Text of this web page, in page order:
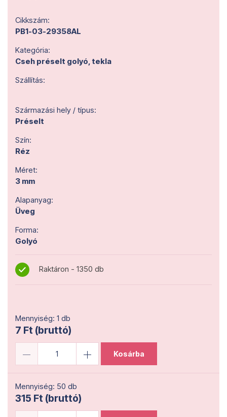
Cikkszám:
PB1-03-29358AL
Kategória:
Cseh préselt golyó, tekla
Szállítás:
Származási hely / típus:
Préselt
Szín:
Réz
Méret:
3 mm
Alapanyag:
Üveg
Forma:
Golyó
Raktáron - 1350 db
Mennyiség: 1 db
7 Ft (bruttó)
Kosárba
Mennyiség: 50 db
315 Ft (bruttó)